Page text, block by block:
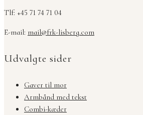
Tlf: +45 71 74 71 04
E-mail: mail@frk-lisberg.com
Udvalgte sider
Gaver til mor
Armbånd med tekst
Combi-kæder